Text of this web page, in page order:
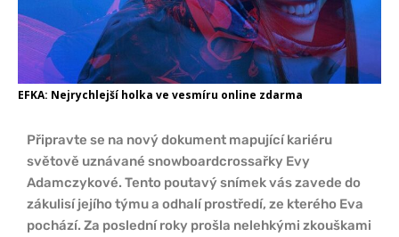
EFKA: Nejrychlejší holka ve vesmíru online zdarma
Připravte se na nový dokument mapující kariéru
světově uznávané snowboardcrossařky Evy
Adamczykové. Tento poutavý snímek vás zavede do
zákulisí jejího týmu a odhalí prostředí, ze kterého Eva
pochází. Za poslední roky prošla nelehkými zkouškami